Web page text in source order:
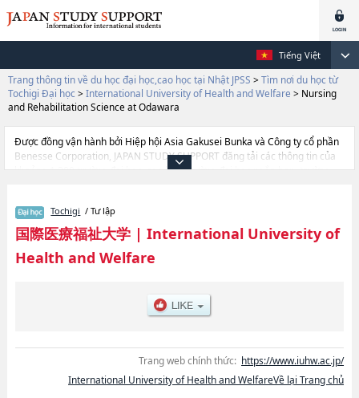
Tiếng Việt
Trang thông tin về du học đại học,cao học tại Nhật JPSS > Tìm nơi du học từ
Tochigi Đại học > International University of Health and Welfare > Nursing
and Rehabilitation Science at Odawara
Được đồng vận hành bởi Hiệp hội Asia Gakusei Bunka và Công ty cổ phần
Benesse Corporation, JAPAN STUDY SUPPORT đăng tải các thông tin của
khoảng 1.300 trường đại học, cao học, trường đại học ngắn hạn, trường
and Welfare, và thông tin cần thiết dành cho du học sinh, như là về các
Ngành Health ScienceshoặcNgành Health and WelfarehoặcNgành
PharmacyhoặcNgành Health Sciences at FukuokahoặcNgành Nursing and
Rehabilitation Science at OdawarahoặcNgành Khoa Điều dưỡng tại
AkasakahoặcNgành Pharmacy at FukuokahoặcNgành Pharmacy at Narita,
thông tin về từng ngành học, thông tin liên quan đến thi tuyển như số
Tochigi / Tư lập
国際医療福祉大学| International University of
Health and Welfare
Trang web chính thức: https://www.iuhw.ac.jp/
International University of Health and WelfareVề lại Trang chủ